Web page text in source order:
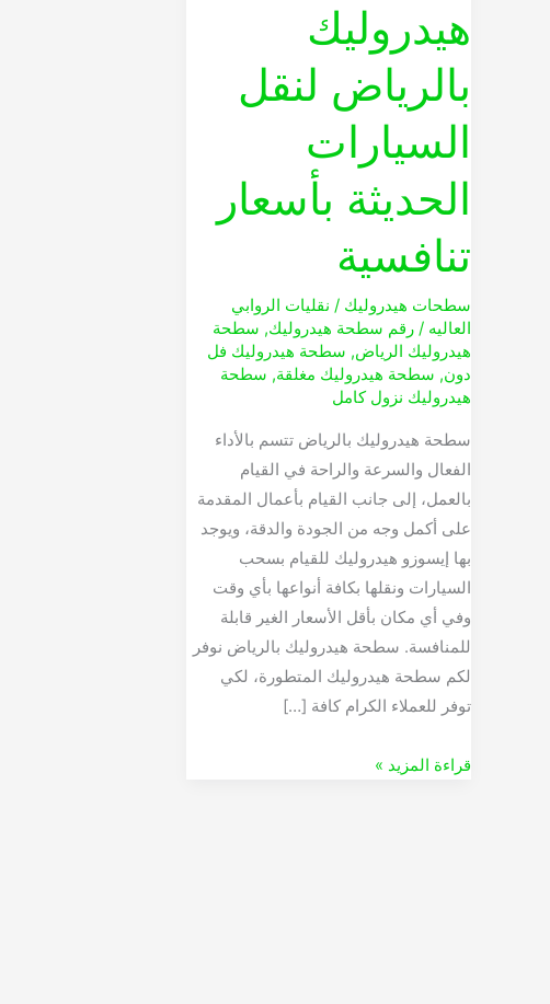
هيدروليك
بالرياض لنقل
السيارات
الحديثة بأسعار
تنافسية
سطحات هيدروليك / نقليات الروابي
العاليه / رقم سطحة هيدروليك, سطحة
هيدروليك الرياض, سطحة هيدروليك فل
دون, سطحة هيدروليك مغلقة, سطحة
هيدروليك نزول كامل
سطحة هيدروليك بالرياض تتسم بالأداء
الفعال والسرعة والراحة في القيام
بالعمل، إلى جانب القيام بأعمال المقدمة
على أكمل وجه من الجودة والدقة، ويوجد
بها إيسوزو هيدروليك للقيام بسحب
السيارات ونقلها بكافة أنواعها بأي وقت
وفي أي مكان بأقل الأسعار الغير قابلة
للمنافسة. سطحة هيدروليك بالرياض نوفر
لكم سطحة هيدروليك المتطورة، لكي
توفر للعملاء الكرام كافة […]
قراءة المزيد »